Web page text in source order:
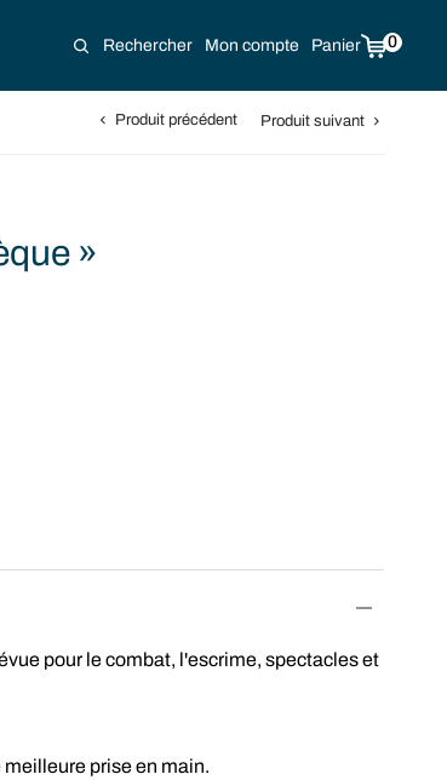
Rechercher Mon compte Panier 0
Produit précédent Produit suivant
»
pour le combat, l'escrime, spectacles et
prise en main.